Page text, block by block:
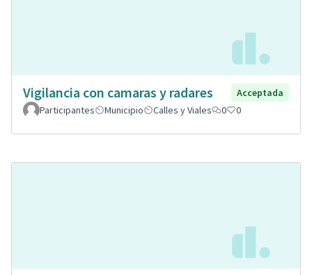
Vigilancia con camaras y radares
Acceptada
Participantes
Municipio Calles y Viales 0 0